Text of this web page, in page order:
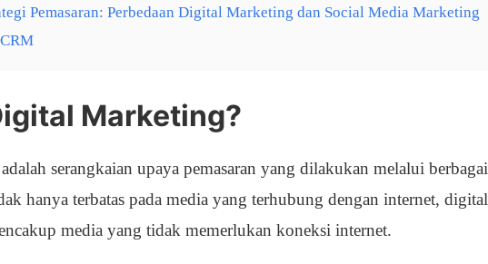
Pemasaran: Perbedaan Digital Marketing dan Social Media Marketing
Marketing?
serangkaian upaya pemasaran yang dilakukan melalui berbagai
hanya terbatas pada media yang terhubung dengan internet, digital
media yang tidak memerlukan koneksi internet.